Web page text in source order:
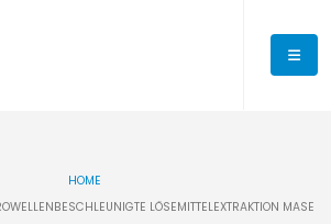
HOME
LÖSEMITTELEXTRAKTION MASE